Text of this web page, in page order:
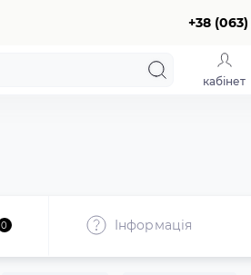
+38 (063)
кабінет
0 Iнформація